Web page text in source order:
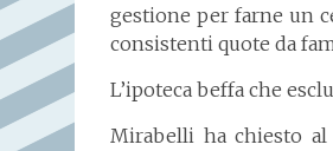
gestione per farne un
consistenti quote da
L’ipoteca beffa che
Mirabelli ha chiesto al